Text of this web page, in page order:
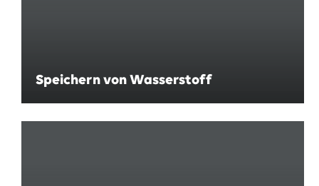
Speichern von Wasserstoff